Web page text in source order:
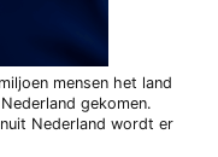
mensen het land
gekomen.
Nederland wordt er